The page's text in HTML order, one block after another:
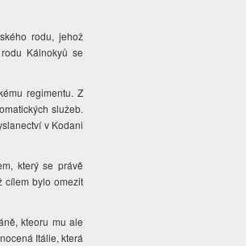
rodu, jehož
Kálnokyů se
regimentu. Z
služeb.
v Kodani
který se právě
cílem bylo omezit
kteoru mu ale
Itálie, která